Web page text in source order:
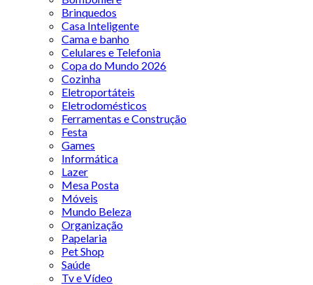
Brinquedos
Casa Inteligente
Cama e banho
Celulares e Telefonia
Copa do Mundo 2026
Cozinha
Eletroportáteis
Eletrodomésticos
Ferramentas e Construção
Festa
Games
Informática
Lazer
Mesa Posta
Móveis
Mundo Beleza
Organização
Papelaria
Pet Shop
Saúde
Tv e Vídeo